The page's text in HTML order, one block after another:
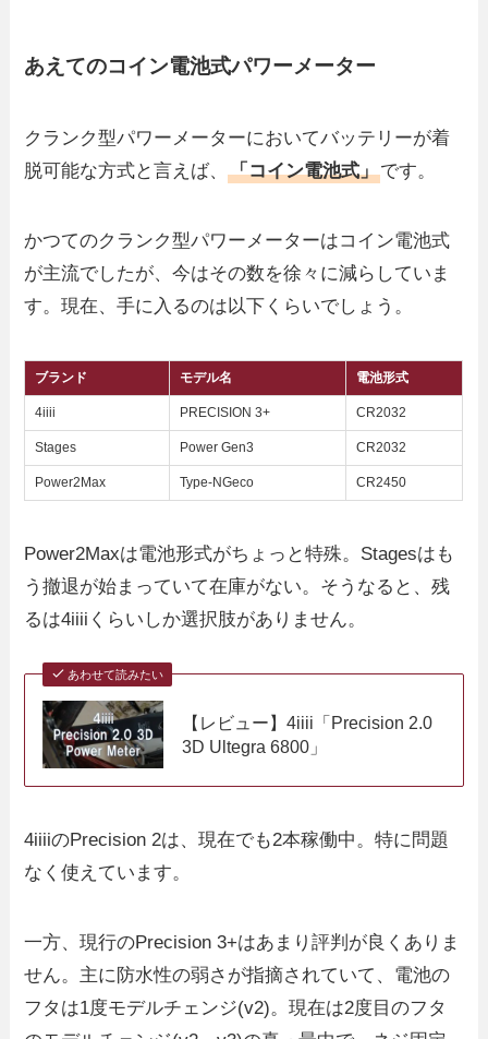
あえてのコイン電池式パワーメーター
クランク型パワーメーターにおいてバッテリーが着
脱可能な方式と言えば、「コイン電池式」です。
かつてのクランク型パワーメーターはコイン電池式
が主流でしたが、今はその数を徐々に減らしていま
す。現在、手に入るのは以下くらいでしょう。
ブランド モデル名 電池形式
4iiii PRECISION 3+ CR2032
Stages Power Gen3 CR2032
Power2Max Type-NGeco CR2450
Power2Maxは電池形式がちょっと特殊。Stagesはも
う撤退が始まっていて在庫がない。そうなると、残
るは4iiiiくらいしか選択肢がありません。
あわせて読みたい
【レビュー】4iiii「Precision 2.0
3D Ultegra 6800」
4iiiiのPrecision 2は、現在でも2本稼働中。特に問題
なく使えています。
一方、現行のPrecision 3+はあまり評判が良くありま
せん。主に防水性の弱さが指摘されていて、電池の
フタは1度モデルチェンジ(v2)。現在は2度目のフタ